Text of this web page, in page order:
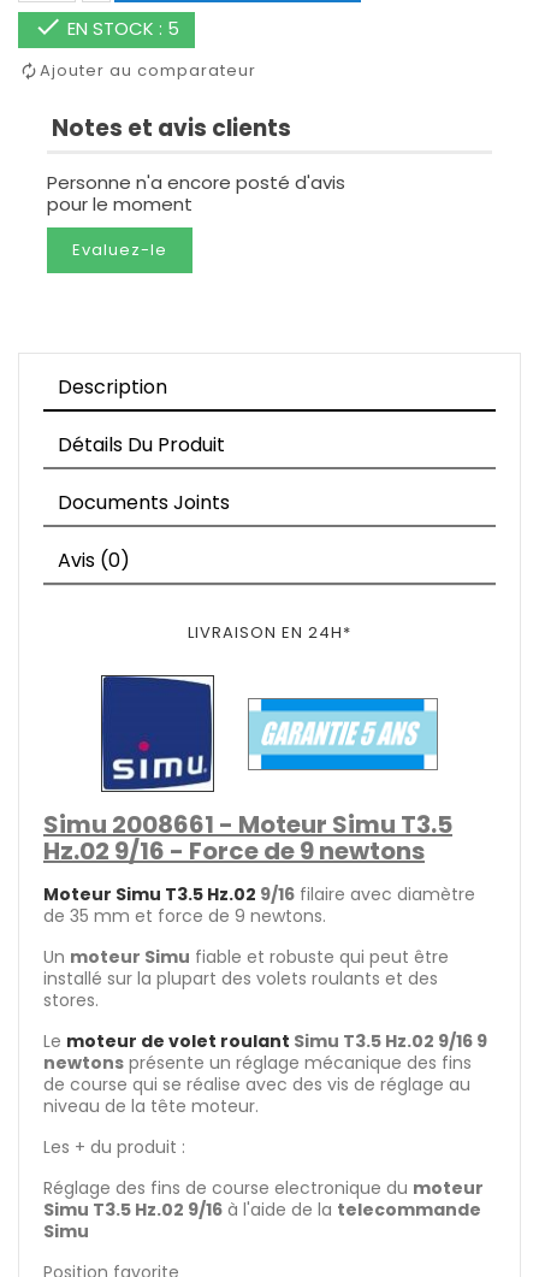
 EN STOCK : 5
Ajouter au comparateur
Notes et avis clients
Personne n'a encore posté d'avis
pour le moment
Evaluez-le
Description
Détails Du Produit
Documents Joints
Avis (0)
LIVRAISON EN 24H*
Simu 2008661 - Moteur Simu T3.5
Hz.02 9/16 - Force de 9 newtons
Moteur Simu T3.5 Hz.02 9/16 filaire avec diamètre
de 35 mm et force de 9 newtons.
Un moteur Simu fiable et robuste qui peut être
installé sur la plupart des volets roulants et des
stores.
Le moteur de volet roulant Simu T3.5 Hz.02 9/16 9
newtons présente un réglage mécanique des fins
de course qui se réalise avec des vis de réglage au
niveau de la tête moteur.
Les + du produit :
Réglage des fins de course electronique du moteur
Simu T3.5 Hz.02 9/16 à l'aide de la telecommande
Simu